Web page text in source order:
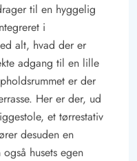
til en hyggelig
i
alt, hvad der er
adgang til en lille
er der
Her er der, ud
et tørrestativ
desuden en
husets egen